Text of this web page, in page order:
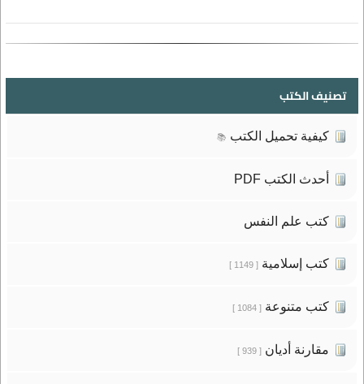
تصنيف الكتب
كيفية تحميل الكتب 📚
أحدث الكتب PDF
كتب علم النفس
كتب إسلامية[ 1149 ]
كتب متنوعة[ 1084 ]
مقارنة أديان[ 939 ]